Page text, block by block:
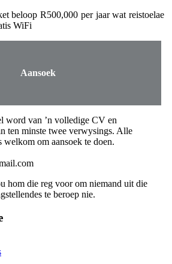
beloop R500,000 per jaar wat reistoelae
WiFi
Aansoek
word van ’n volledige CV en
ten minste twee verwysings. Alle
welkom om aansoek te doen.
hom die reg voor om niemand uit die
te beroep nie.